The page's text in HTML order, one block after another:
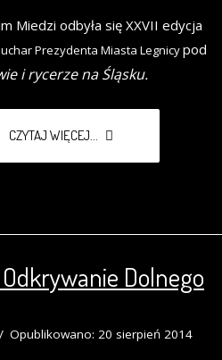
Miedzi odbyła się XXVII edycja
Prezydenta Miasta Legnicypod
i rycerze na Śląsku.
CZYTAJ WIĘCEJ...
Dolnego
Opublikowano: 20 sierpień 2014